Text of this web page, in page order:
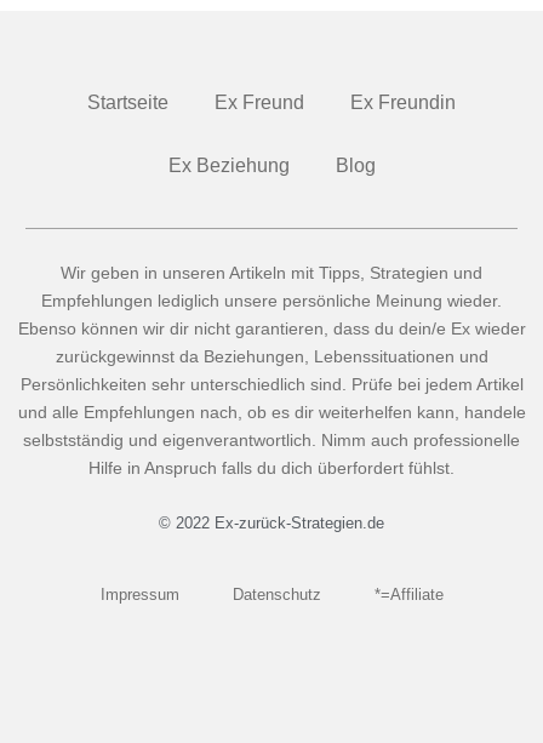
Startseite Ex Freund Ex Freundin
Ex Beziehung Blog
Wir geben in unseren Artikeln mit Tipps, Strategien und
Empfehlungen lediglich unsere persönliche Meinung wieder.
Ebenso können wir dir nicht garantieren, dass du dein/e Ex wieder
zurückgewinnst da Beziehungen, Lebenssituationen und
Persönlichkeiten sehr unterschiedlich sind. Prüfe bei jedem Artikel
und alle Empfehlungen nach, ob es dir weiterhelfen kann, handele
selbstständig und eigenverantwortlich. Nimm auch professionelle
Hilfe in Anspruch falls du dich überfordert fühlst.
© 2022 Ex-zurück-Strategien.de
Impressum Datenschutz *=Affiliate